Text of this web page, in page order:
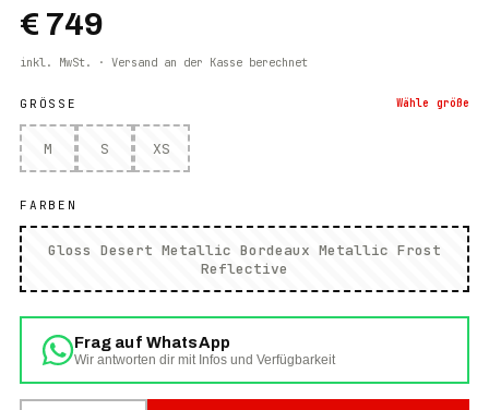
€ 749
inkl. MwSt. · Versand an der Kasse berechnet
GRÖSSE Wähle größe
M S XS
FARBEN
Gloss Desert Metallic Bordeaux Metallic Frost
Reflective
Frag auf WhatsApp
Wir antworten dir mit Infos und Verfügbarkeit